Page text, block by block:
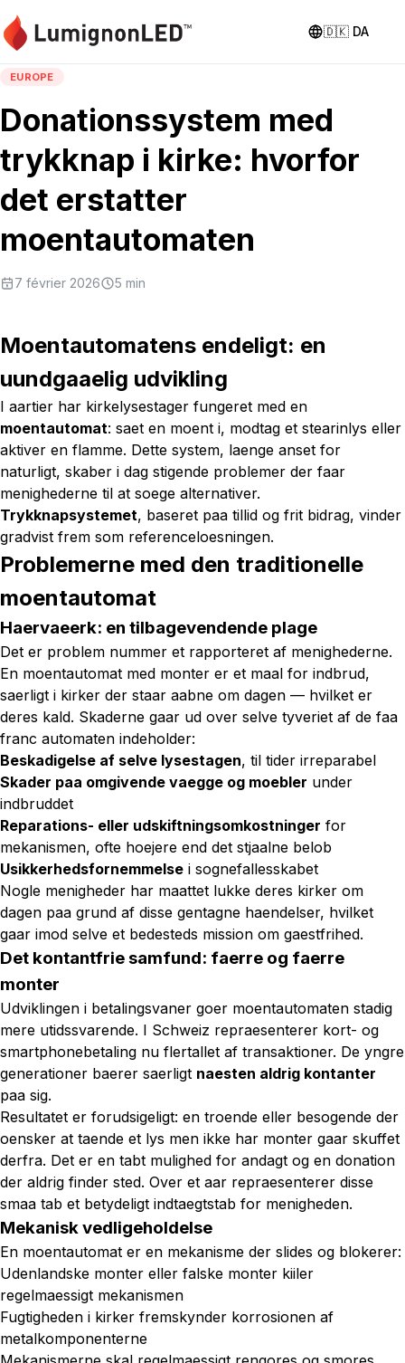
🇩🇰 DA
EUROPE
Donationssystem med
trykknap i kirke: hvorfor
det erstatter
moentautomaten
7 février 2026 5 min
Moentautomatens endeligt: en
uundgaaelig udvikling
I aartier har kirkelysestager fungeret med en
moentautomat: saet en moent i, modtag et stearinlys eller
aktiver en flamme. Dette system, laenge anset for
naturligt, skaber i dag stigende problemer der faar
menighederne til at soege alternativer.
Trykknapsystemet, baseret paa tillid og frit bidrag, vinder
gradvist frem som referenceloesningen.
Problemerne med den traditionelle
moentautomat
Haervaeerk: en tilbagevendende plage
Det er problem nummer et rapporteret af menighederne.
En moentautomat med monter er et maal for indbrud,
saerligt i kirker der staar aabne om dagen — hvilket er
deres kald. Skaderne gaar ud over selve tyveriet af de faa
franc automaten indeholder:
Beskadigelse af selve lysestagen, til tider irreparabel
Skader paa omgivende vaegge og moebler under
indbruddet
Reparations- eller udskiftningsomkostninger for
mekanismen, ofte hoejere end det stjaalne belob
Usikkerhedsfornemmelse i sognefallesskabet
Nogle menigheder har maattet lukke deres kirker om
dagen paa grund af disse gentagne haendelser, hvilket
gaar imod selve et bedesteds mission om gaestfrihed.
Det kontantfrie samfund: faerre og faerre
monter
Udviklingen i betalingsvaner goer moentautomaten stadig
mere utidssvarende. I Schweiz repraesenterer kort- og
smartphonebetaling nu flertallet af transaktioner. De yngre
generationer baerer saerligt naesten aldrig kontanter
paa sig.
Resultatet er forudsigeligt: en troende eller besogende der
oensker at taende et lys men ikke har monter gaar skuffet
derfra. Det er en tabt mulighed for andagt og en donation
der aldrig finder sted. Over et aar repraesenterer disse
smaa tab et betydeligt indtaegtstab for menigheden.
Mekanisk vedligeholdelse
En moentautomat er en mekanisme der slides og blokerer:
Udenlandske monter eller falske monter kiiler
regelmaessigt mekanismen
Fugtigheden i kirker fremskynder korrosionen af
metalkomponenterne